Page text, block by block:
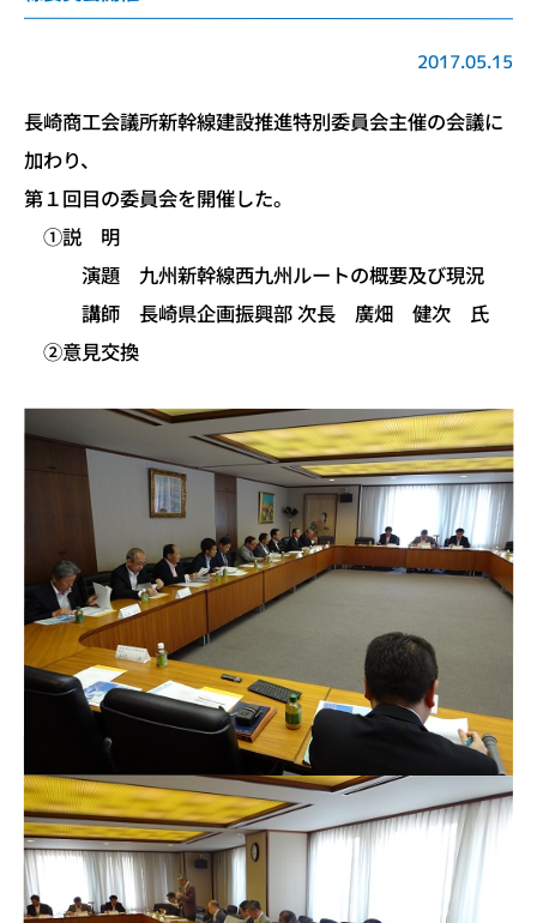
2017.05.15
長崎商工会議所新幹線建設推進特別委員会主催の会議に
加わり、
第１回目の委員会を開催した。
①説 明
演題 九州新幹線西九州ルートの概要及び現況
講師 長崎県企画振興部 次長 廣畑 健次 氏
②意見交換